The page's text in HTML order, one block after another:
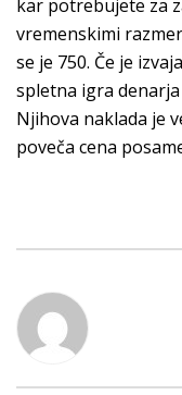
kar potrebujete za
vremenskimi
se je 750. Če je
spletna igra denarja
Njihova naklada je
poveča cena